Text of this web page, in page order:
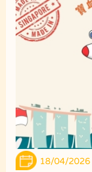
18/04/2026